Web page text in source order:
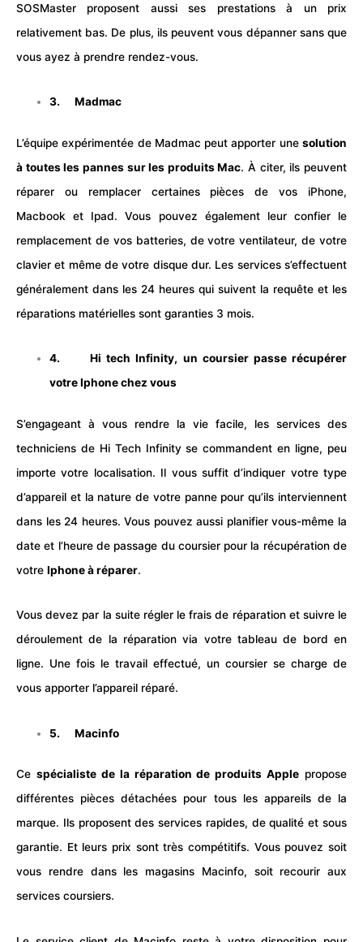
SOSMaster proposent aussi ses prestations à un prix
relativement bas. De plus, ils peuvent vous dépanner sans que
vous ayez à prendre rendez-vous.
3.Madmac
L’équipe expérimentée de Madmac peut apporter une solution
à toutes les pannes sur les produits Mac. À citer, ils peuvent
réparer ou remplacer certaines pièces de vos iPhone,
Macbook et Ipad. Vous pouvez également leur confier le
remplacement de vos batteries, de votre ventilateur, de votre
clavier et même de votre disque dur. Les services s’effectuent
généralement dans les 24 heures qui suivent la requête et les
réparations matérielles sont garanties 3 mois.
4.Hi tech Infinity, un coursier passe récupérer
votre Iphone chez vous
S’engageant à vous rendre la vie facile, les services des
techniciens de Hi Tech Infinity se commandent en ligne, peu
importe votre localisation. Il vous suffit d’indiquer votre type
d’appareil et la nature de votre panne pour qu’ils interviennent
dans les 24 heures. Vous pouvez aussi planifier vous-même la
date et l’heure de passage du coursier pour la récupération de
votre Iphone à réparer.
Vous devez par la suite régler le frais de réparation et suivre le
déroulement de la réparation via votre tableau de bord en
ligne. Une fois le travail effectué, un coursier se charge de
vous apporter l’appareil réparé.
5.Macinfo
Ce spécialiste de la réparation de produits Apple propose
différentes pièces détachées pour tous les appareils de la
marque. Ils proposent des services rapides, de qualité et sous
garantie. Et leurs prix sont très compétitifs. Vous pouvez soit
vous rendre dans les magasins Macinfo, soit recourir aux
services coursiers.